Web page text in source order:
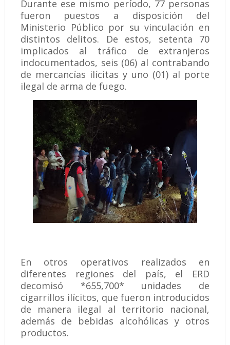
Durante ese mismo período, 77 personas
fueron puestos a disposición del
Ministerio Público por su vinculación en
distintos delitos. De estos, setenta 70
implicados al tráfico de extranjeros
indocumentados, seis (06) al contrabando
de mercancías ilícitas y uno (01) al porte
ilegal de arma de fuego.
En otros operativos realizados en
diferentes regiones del país, el ERD
decomisó *655,700* unidades de
cigarrillos ilícitos, que fueron introducidos
de manera ilegal al territorio nacional,
además de bebidas alcohólicas y otros
productos.